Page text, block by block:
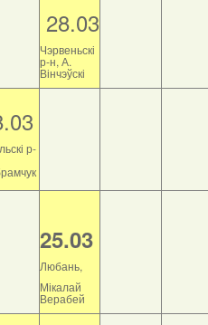
28.03
Чэрвеньскі
р-н, А.
Вінчэўскі
р-
25.03
Любань,
Мікалай
Верабей